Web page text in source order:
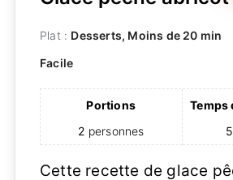
Plat : Desserts, Moins de 20 min
Facile
Portions
2 personnes
Temps
5
Cette recette de glace